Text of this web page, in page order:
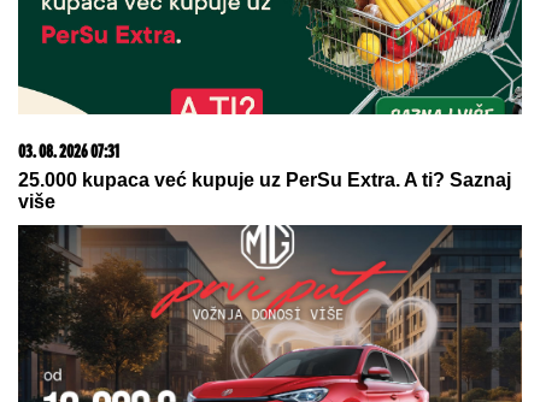
kuću od TRI MILIONA EVRA, a ne
fitnes salu